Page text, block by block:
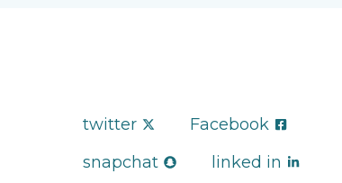
Facebook
twitter
linked in
snapchat